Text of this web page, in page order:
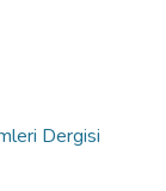
Dergisi